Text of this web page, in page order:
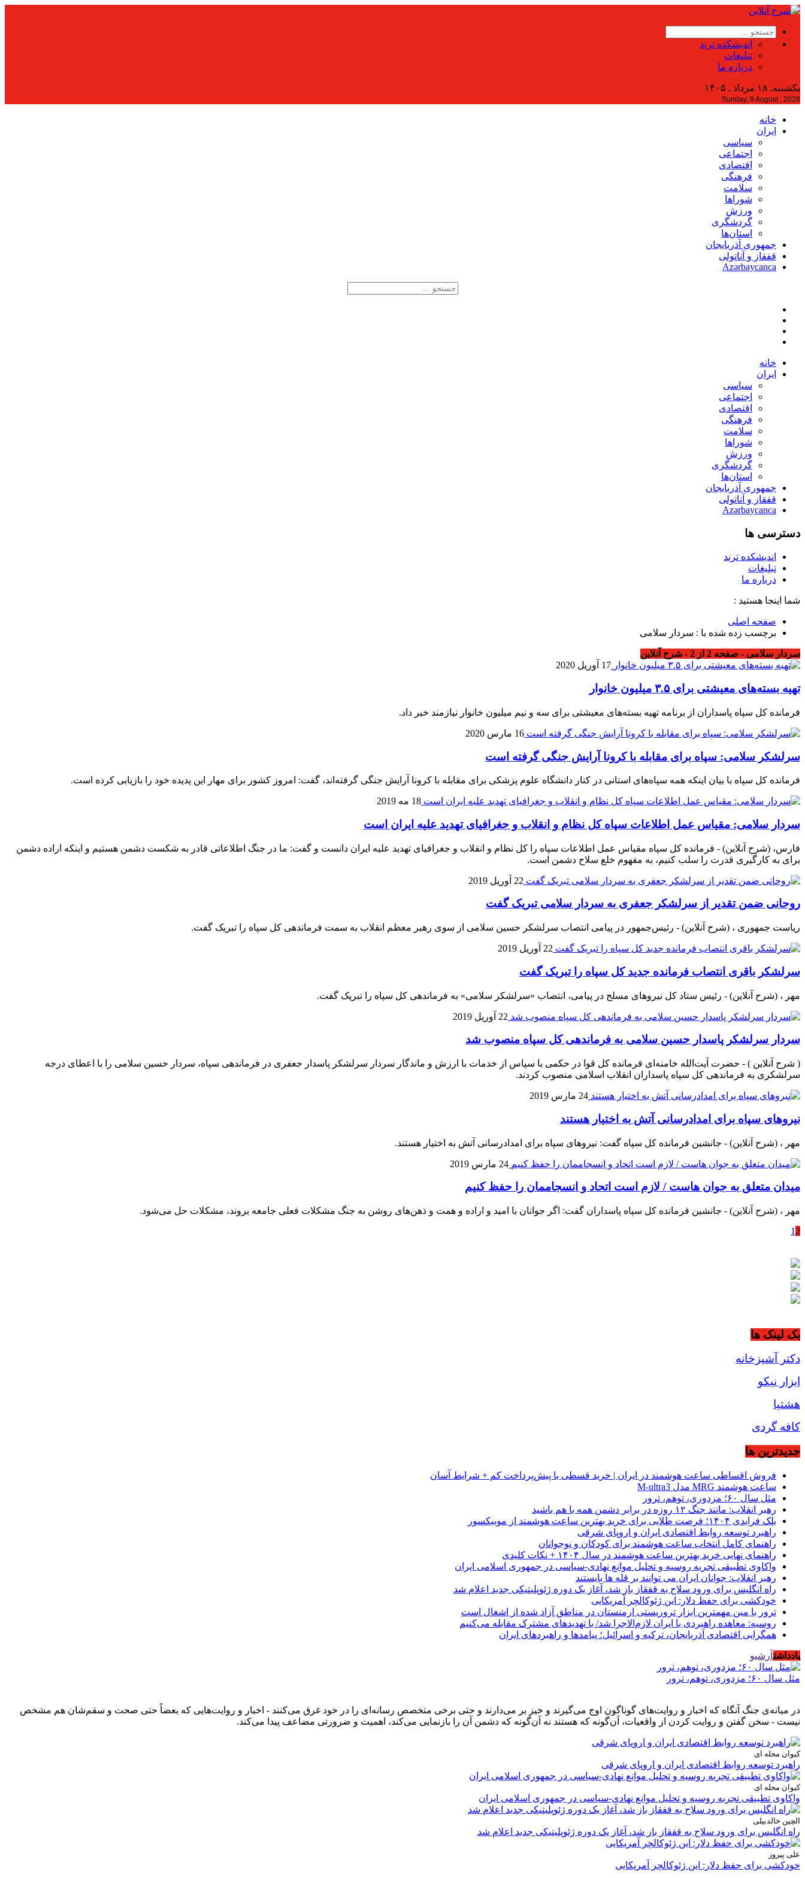
اندیشکده ترند
تبلیغات
درباره ما
یکشنبه, ۱۸ مرداد , ۱۴۰۵
Sunday, 9 August , 2026
خانه
ایران
سیاسی
اجتماعی
اقتصادی
فرهنگی
سلامت
شوراها
ورزش
گردشگری
استان‌ها
جمهوری آذربایجان
قفقاز و آناتولی
Azərbaycanca
خانه
ایران
سیاسی
اجتماعی
اقتصادی
فرهنگی
سلامت
شوراها
ورزش
گردشگری
استان‌ها
جمهوری آذربایجان
قفقاز و آناتولی
Azərbaycanca
دسترسی ها
اندیشکده ترند
تبلیغات
درباره ما
شما اینجا هستید :
صفحه اصلی
برچسب زده شده با : سردار سلامی
سردار سلامی - صفحه 2 از 2 - شرح آنلاین
17 آوریل 2020
تهیه بسته‌های معیشتی برای ۳.۵ میلیون خانوار
فرمانده‌ کل سپاه پاسداران از برنامه تهیه بسته‌های معیشتی برای سه و نیم میلیون خانوار نیازمند خبر داد.
16 مارس 2020
سرلشکر سلامی: سپاه برای مقابله با کرونا آرایش جنگی گرفته است
فرمانده کل سپاه با بیان اینکه همه سپاه‌های استانی در کنار دانشگاه علوم پزشکی برای مقابله با کرونا آرایش جنگی گرفته‌اند، گفت: امروز کشور برای مهار این پدیده خود را بازیابی کرده است.
18 مه 2019
سردار سلامی: مقیاس عمل اطلاعات سپاه کل نظام و انقلاب و جغرافیای تهدید علیه ایران است
فارس، (شرح آنلاین) - فرمانده کل سپاه مقیاس عمل اطلاعات سپاه را کل نظام و انقلاب و جغرافیای تهدید علیه ایران دانست و گفت: ما در جنگ اطلاعاتی قادر به شکست دشمن هستیم و اینکه اراده دشمن
برای به کارگیری قدرت را سلب کنیم، به مفهوم خلع سلاح دشمن است.
22 آوریل 2019
روحانی ضمن تقدیر از سرلشکر جعفری به سردار سلامی تبریک گفت
ریاست جمهوری ، (شرح آنلاین) - رئیس‌جمهور در پیامی انتصاب سرلشکر حسین سلامی از سوی رهبر معظم انقلاب به سمت فرماندهی کل سپاه را تبریک گفت.
22 آوریل 2019
سرلشکر باقری انتصاب فرمانده جدید کل سپاه را تبریک گفت
مهر ، (شرح آنلاین) - رئیس ستاد کل نیروهای مسلح در پیامی، انتصاب «سرلشکر سلامی» به فرماندهی کل سپاه را تبریک گفت.
22 آوریل 2019
سردار سرلشکر پاسدار حسین سلامی به فرماندهی کل سپاه منصوب شد
( شرح آنلاین ) - حضرت آیت‌الله خامنه‌ای فرمانده کل قوا در حکمی با سپاس از خدمات با ارزش و ماندگار سردار سرلشکر پاسدار جعفری در فرماندهی سپاه، سردار حسین سلامی را با اعطای درجه
سرلشکری به فرماندهی کل سپاه پاسداران انقلاب اسلامی منصوب کردند.
24 مارس 2019
نیروهای سپاه برای امدادرسانی آتش به اختیار هستند
مهر ، (شرح آنلاین) - جانشین فرمانده کل سپاه گفت: نیروهای سپاه برای امدادرسانی آتش به اختیار هستند.
24 مارس 2019
میدان متعلق به جوان هاست / لازم است اتحاد و انسجاممان را حفظ کنیم
مهر ، (شرح آنلاین) - جانشین فرمانده کل سپاه پاسداران گفت: اگر جوانان با امید و اراده و همت و ذهن‌های روشن به جنگ مشکلات فعلی جامعه بروند، مشکلات حل می‌شود.
1 2
بک لینک ها
دکتر آشپزخانه
ابزار نیکو
هشتیا
کافه گردی
جديدترين ها
فروش اقساطی ساعت هوشمند در ایران | خرید قسطی با پیش‌پرداخت کم + شرایط آسان
ساعت هوشمند MRG مدل M-ultra3
مثل سال ۶۰؛ مزدوری، توهم، ترور
رهبر انقلاب: مانند جنگ ۱۲ روزه در برابر دشمن همه با هم باشید
بلک فرایدی ۱۴۰۴؛ فرصت طلایی برای خرید بهترین ساعت هوشمند از موبیکسور
راهبرد توسعه روابط اقتصادی ایران و اروپای شرقی
راهنمای کامل انتخاب ساعت هوشمند برای کودکان و نوجوانان
راهنمای نهایی خرید بهترین ساعت هوشمند در سال ۱۴۰۴ + نکات کلیدی
واکاوی تطبیقی تجربه روسیه و تحلیل موانع نهادی-سیاسی در جمهوری اسلامی ایران
رهبر انقلاب: جوانان ایران می توانند بر قله ها بایستند
راه انگلیس برای ورود سلاح به قفقاز باز شد، آغاز یک دوره ژئوپلیتیکی جدید اعلام شد
خودکشی برای حفظ دلار: این ژئوکالچر آمریکایی
ترور با مین مهمترین ابزار تروریستی ارمنستان در مناطق آزاد شده از اشغال است
روسیه: معاهده راهبردی با ایران لازم‌الاجرا شد/ با تهدیدهای مشترک مقابله می‌کنیم
همگرایی اقتصادی آذربایجان، ترکیه و اسرائیل؛ پیامدها و راهبردهای ایران
یادداشتآرشیو
مثل سال ۶۰؛ مزدوری، توهم، ترور
در میانه‌ی جنگ آنگاه که اخبار و روایت‌های گوناگون اوج می‌گیرند و خیز بر می‌دارند و حتی برخی متخصص رسانه‌ای را در خود غرق می‌کنند - اخبار و روایت‌هایی که بعضاً حتی صحت و سقم‌شان هم مشخص
نیست - سخن گفتن و روایت کردن از واقعیات، آن‌گونه که هستند نه آن‌گونه که دشمن آن را بازنمایی می‌کند، اهمیت و ضرورتی مضاعف پیدا می‌کند.
کیوان محله ای
راهبرد توسعه روابط اقتصادی ایران و اروپای شرقی
کیوان محله ای
واکاوی تطبیقی تجربه روسیه و تحلیل موانع نهادی-سیاسی در جمهوری اسلامی ایران
الچین خالدبیلی
راه انگلیس برای ورود سلاح به قفقاز باز شد، آغاز یک دوره ژئوپلیتیکی جدید اعلام شد
علی پیروز
خودکشی برای حفظ دلار: این ژئوکالچر آمریکایی